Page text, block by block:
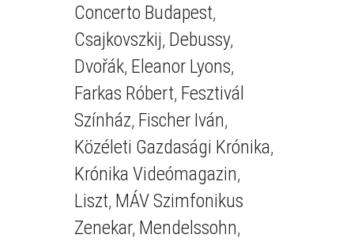
Concerto Budapest,
Csajkovszkij, Debussy,
Dvořák, Eleanor Lyons,
Farkas Róbert, Fesztivál
Színház, Fischer Iván,
Közéleti Gazdasági Krónika,
Krónika Videómagazin,
Liszt, MÁV Szimfonikus
Zenekar, Mendelssohn,